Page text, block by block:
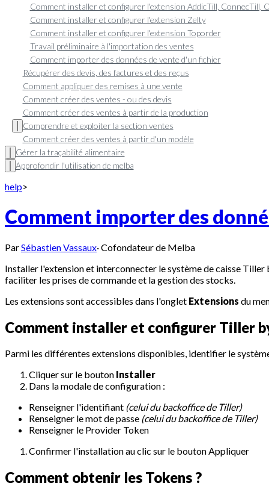
Comment installer et configurer l'extension AddicTill, ConnecTill,
Comment installer et configurer l'extension Zelty
Comment installer et configurer l'extension Toporder
Travail préliminaire à l'importation des ventes
Comment importer des données de vente d'un fichier
Récupérer des devis, des factures et des reçus
Comment appliquer des remises à une vente
Comment créer des ventes - ou des devis
Comment créer des ventes à partir de la production
Comprendre et exploiter la section ventes
Comment créer des ventes à partir d'un modèle
Gérer la traçabilité alimentaire
Approfondir l'utilisation de melba
help>
Comment importer des
ParSébastien Vassaux·Cofondateur de Melba
Installer l'extension et interconnecter le système de caisse
faciliter les prises de commande et la gestion des stocks.
Les extensions sont accessibles dans l'onglet Extensions du
Comment installer et configurer Tiller
Parmi les différentes extensions disponibles, identifier le
Cliquer sur le bouton Installer
Dans la modale de configuration :
Renseigner l'identifiant (celui du backoffice de Tiller)
Renseigner le mot de passe (celui du backoffice de Tiller)
Renseigner le Provider Token
Confirmer l'installation au clic sur le bouton Appliquer
Comment obtenir les Tokens ?